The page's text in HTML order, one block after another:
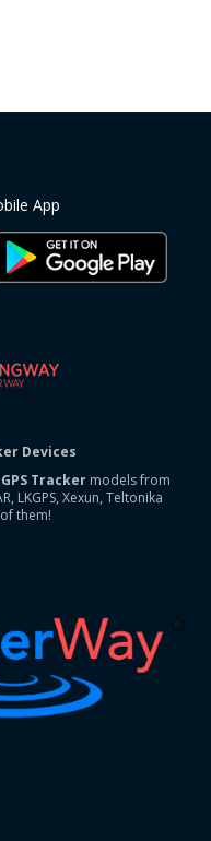
App
Devices
GPS Tracker models from
LKGPS, Xexun, Teltonika
them!